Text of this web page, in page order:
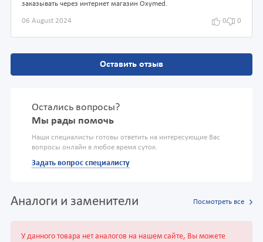
заказывать через интернет магазин Oxymed.
06 August 2024 0 0
Оставить отзыв
Остались вопросы?
Мы рады помочь
Наши специалисты готовы ответить на интересующие Вас
вопросы онлайн в любое время суток.
Задать вопрос специалисту
Аналоги и заменители Посмотреть все
У данного товара нет аналогов на нашем сайте, Вы можете